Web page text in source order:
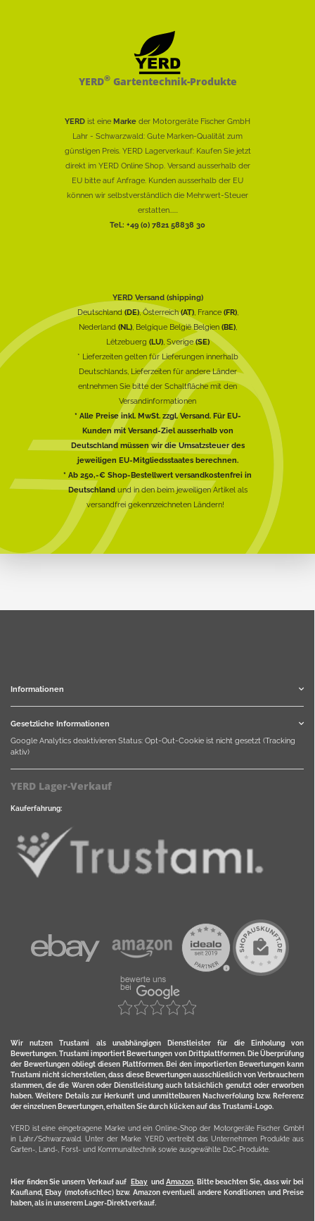
YERD®Gartentechnik-Produkte
YERD ist eine Marke der Motorgeräte Fischer GmbH
Lahr - Schwarzwald: Gute Marken-Qualität zum
günstigen Preis. YERD Lagerverkauf: Kaufen Sie jetzt
direkt im YERD Online Shop. Versand ausserhalb der
EU bitte auf Anfrage. Kunden ausserhalb der EU
können wir selbstverständlich die Mehrwert-Steuer
erstatten......
Tel.: +49 (0) 7821 58838 30
YERD Versand (shipping)
Deutschland(DE), Österreich(AT), France (FR),
Nederland (NL), Belgique België Belgien (BE),
Lëtzebuerg (LU), Sverige(SE)
* Lieferzeiten gelten für Lieferungen innerhalb
Deutschlands, Lieferzeiten für andere Länder
entnehmen Sie bitte der Schaltfläche mit den
Versandinformationen
* Alle Preise inkl. MwSt. zzgl. Versand. Für EU-
Kunden mit Versand-Ziel ausserhalb von
Deutschland müssen wir die Umsatzsteuer des
jeweiligen EU-Mitgliedsstaates berechnen.
* Ab 250,-€ Shop-Bestellwert versandkostenfrei in
Deutschlandund in den beim jeweiligen Artikel als
versandfrei gekennzeichneten Ländern!
Informationen
Gesetzliche Informationen
Google Analytics deaktivieren Status: Opt-Out-Cookie ist nicht gesetzt (Tracking
aktiv)
YERD Lager-Verkauf
Kauferfahrung:
Wir nutzen Trustami als unabhängigen Dienstleister für die Einholung von
Bewertungen. Trustami importiert Bewertungen von Drittplattformen. Die Überprüfung
der Bewertungen obliegt diesen Plattformen. Bei den importierten Bewertungen kann
Trustami nicht sicherstellen, dass diese Bewertungen ausschließlich von Verbrauchern
stammen, die die Waren oder Dienstleistung auch tatsächlich genutzt oder erworben
haben. Weitere Details zur Herkunft und unmittelbaren Nachverfolung bzw. Referenz
der einzelnen Bewertungen, erhalten Sie durch klicken auf das Trustami-Logo.
YERD ist eine eingetragene Marke und ein Online-Shop der Motorgeräte Fischer GmbH
in Lahr/Schwarzwald. Unter der Marke YERD vertreibt das Unternehmen Produkte aus
Garten-, Land-, Forst- und Kommunaltechnik sowie ausgewählte D2C-Produkte.
Hier finden Sie unsern Verkauf auf Ebayund Amazon. Bitte beachten Sie, dass wir bei
Kaufland, Ebay (motofischtec) bzw. Amazon eventuell andere Konditionen und Preise
haben, als in unserem Lager-Direktverkauf.